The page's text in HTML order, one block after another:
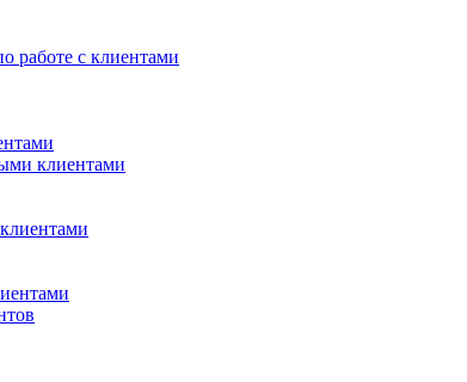
работе с клиентами
клиентами